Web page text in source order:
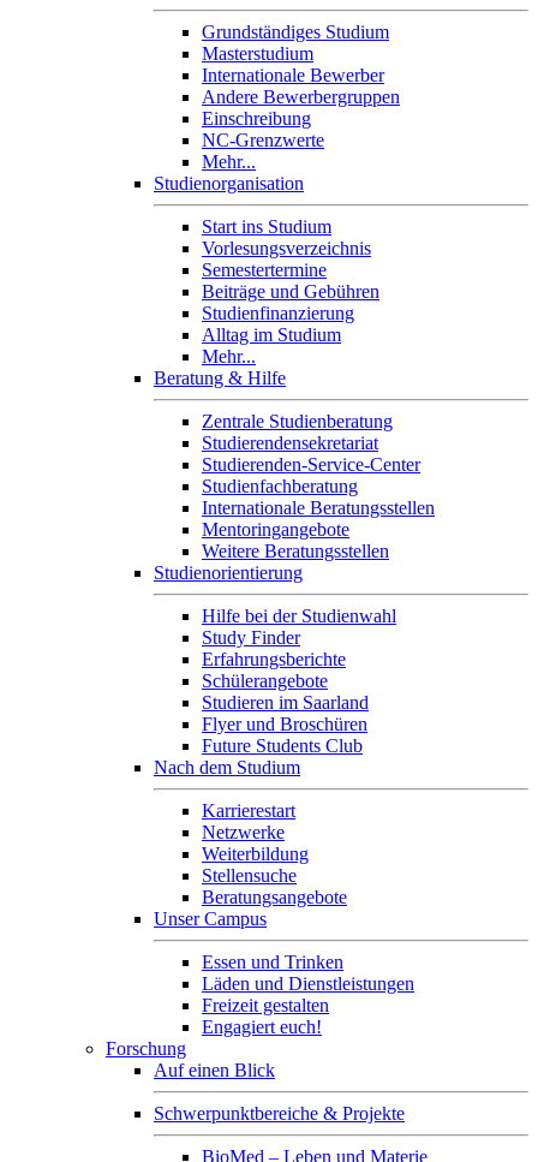
Grundständiges Studium
Masterstudium
Internationale Bewerber
Andere Bewerbergruppen
Einschreibung
NC-Grenzwerte
Mehr...
Studienorganisation
Start ins Studium
Vorlesungsverzeichnis
Semestertermine
Beiträge und Gebühren
Studienfinanzierung
Alltag im Studium
Mehr...
Beratung & Hilfe
Zentrale Studienberatung
Studierendensekretariat
Studierenden-Service-Center
Studienfachberatung
Internationale Beratungsstellen
Mentoringangebote
Weitere Beratungsstellen
Studienorientierung
Hilfe bei der Studienwahl
Study Finder
Erfahrungsberichte
Schülerangebote
Studieren im Saarland
Flyer und Broschüren
Future Students Club
Nach dem Studium
Karrierestart
Netzwerke
Weiterbildung
Stellensuche
Beratungsangebote
Unser Campus
Essen und Trinken
Läden und Dienstleistungen
Freizeit gestalten
Engagiert euch!
Forschung
Auf einen Blick
Schwerpunktbereiche & Projekte
BioMed – Leben und Materie